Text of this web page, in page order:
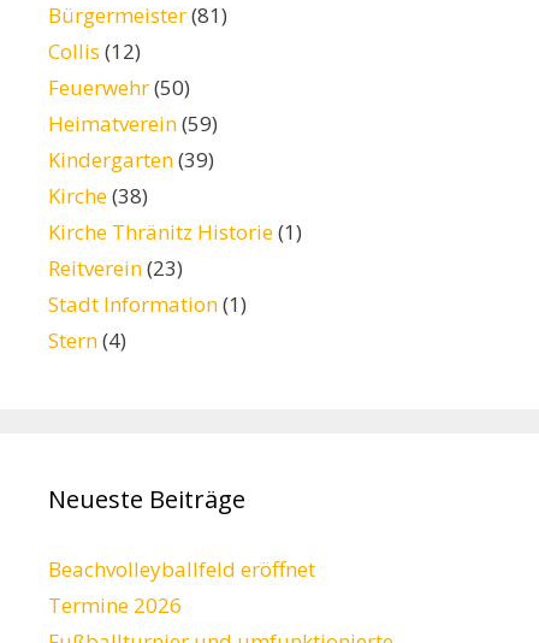
Bürgermeister(81)
Collis (12)
Feuerwehr(50)
Heimatverein(59)
Kindergarten(39)
Kirche(38)
Kirche Thränitz Historie(1)
Reitverein(23)
Stadt Information(1)
Stern(4)
Neueste Beiträge
Beachvolleyballfeld eröffnet
Termine 2026